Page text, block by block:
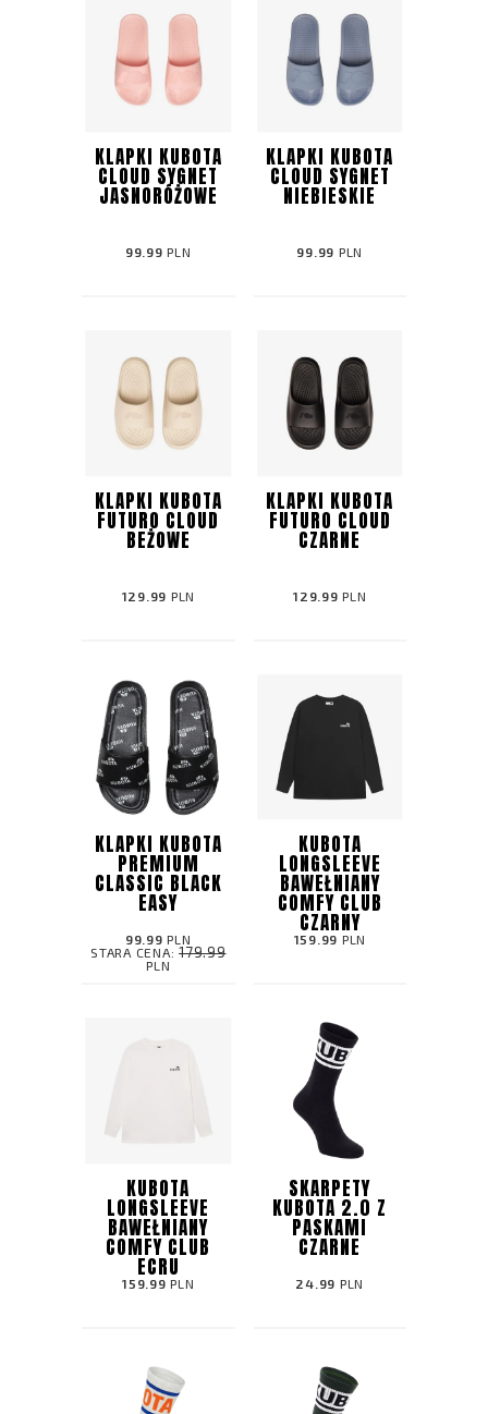
KLAPKI KUBOTA
CLOUD SYGNET
JASNORÓŻOWE
99.99 PLN
KLAPKI KUBOTA
CLOUD SYGNET
NIEBIESKIE
99.99 PLN
KLAPKI KUBOTA
FUTURO CLOUD
BEŻOWE
129.99 PLN
KLAPKI KUBOTA
FUTURO CLOUD
CZARNE
129.99 PLN
KLAPKI KUBOTA
PREMIUM
CLASSIC BLACK
EASY
99.99 PLN
STARA CENA: 179.99
PLN
KUBOTA
LONGSLEEVE
BAWEŁNIANY
COMFY CLUB
CZARNY
159.99 PLN
KUBOTA
LONGSLEEVE
BAWEŁNIANY
COMFY CLUB
ECRU
159.99 PLN
SKARPETY
KUBOTA 2.0 Z
PASKAMI
CZARNE
24.99 PLN